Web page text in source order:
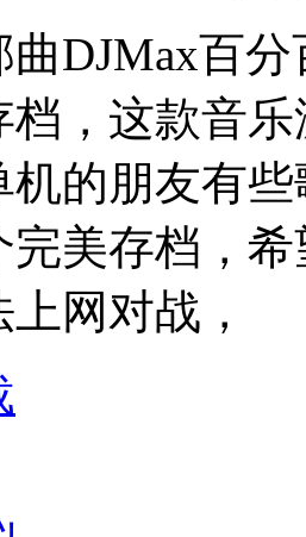
DJMax百
档，这款音
机的朋友有
完美存档，
网对战，